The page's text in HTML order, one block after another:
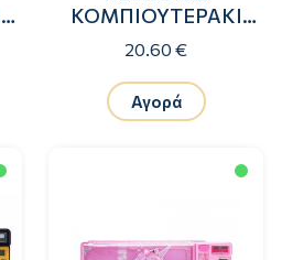
ΚΟΜΠΙΟΥΤΕΡΑΚΙ
SKATEBOARD
20.60 €
Αγορά